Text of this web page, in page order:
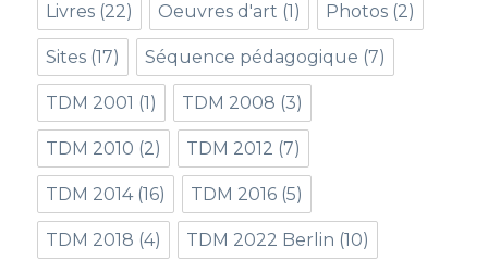
Livres (22) Oeuvres d'art (1) Photos (2)
Sites (17) Séquence pédagogique (7)
TDM 2001 (1) TDM 2008 (3)
TDM 2010 (2) TDM 2012 (7)
TDM 2014(16) TDM 2016 (5)
TDM 2018 (4) TDM 2022 Berlin (10)